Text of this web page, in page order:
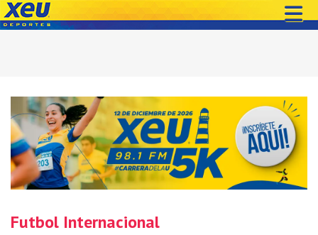
Futbol Internacional